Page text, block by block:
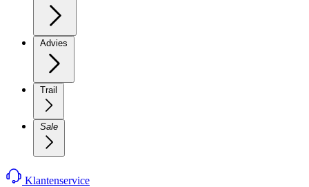
Advies
Trail
Sale
Klantenservice